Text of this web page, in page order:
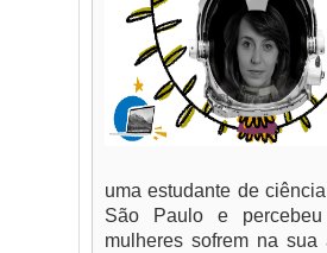
uma estudante de
São Paulo e
mulheres sofrem na